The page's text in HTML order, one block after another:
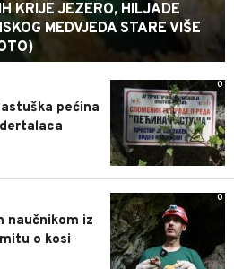
KRIJE JEZERO, HILJADE
MEDVJEDA STARE VIŠE
0
pećina
0
naučnikom iz
o kosi